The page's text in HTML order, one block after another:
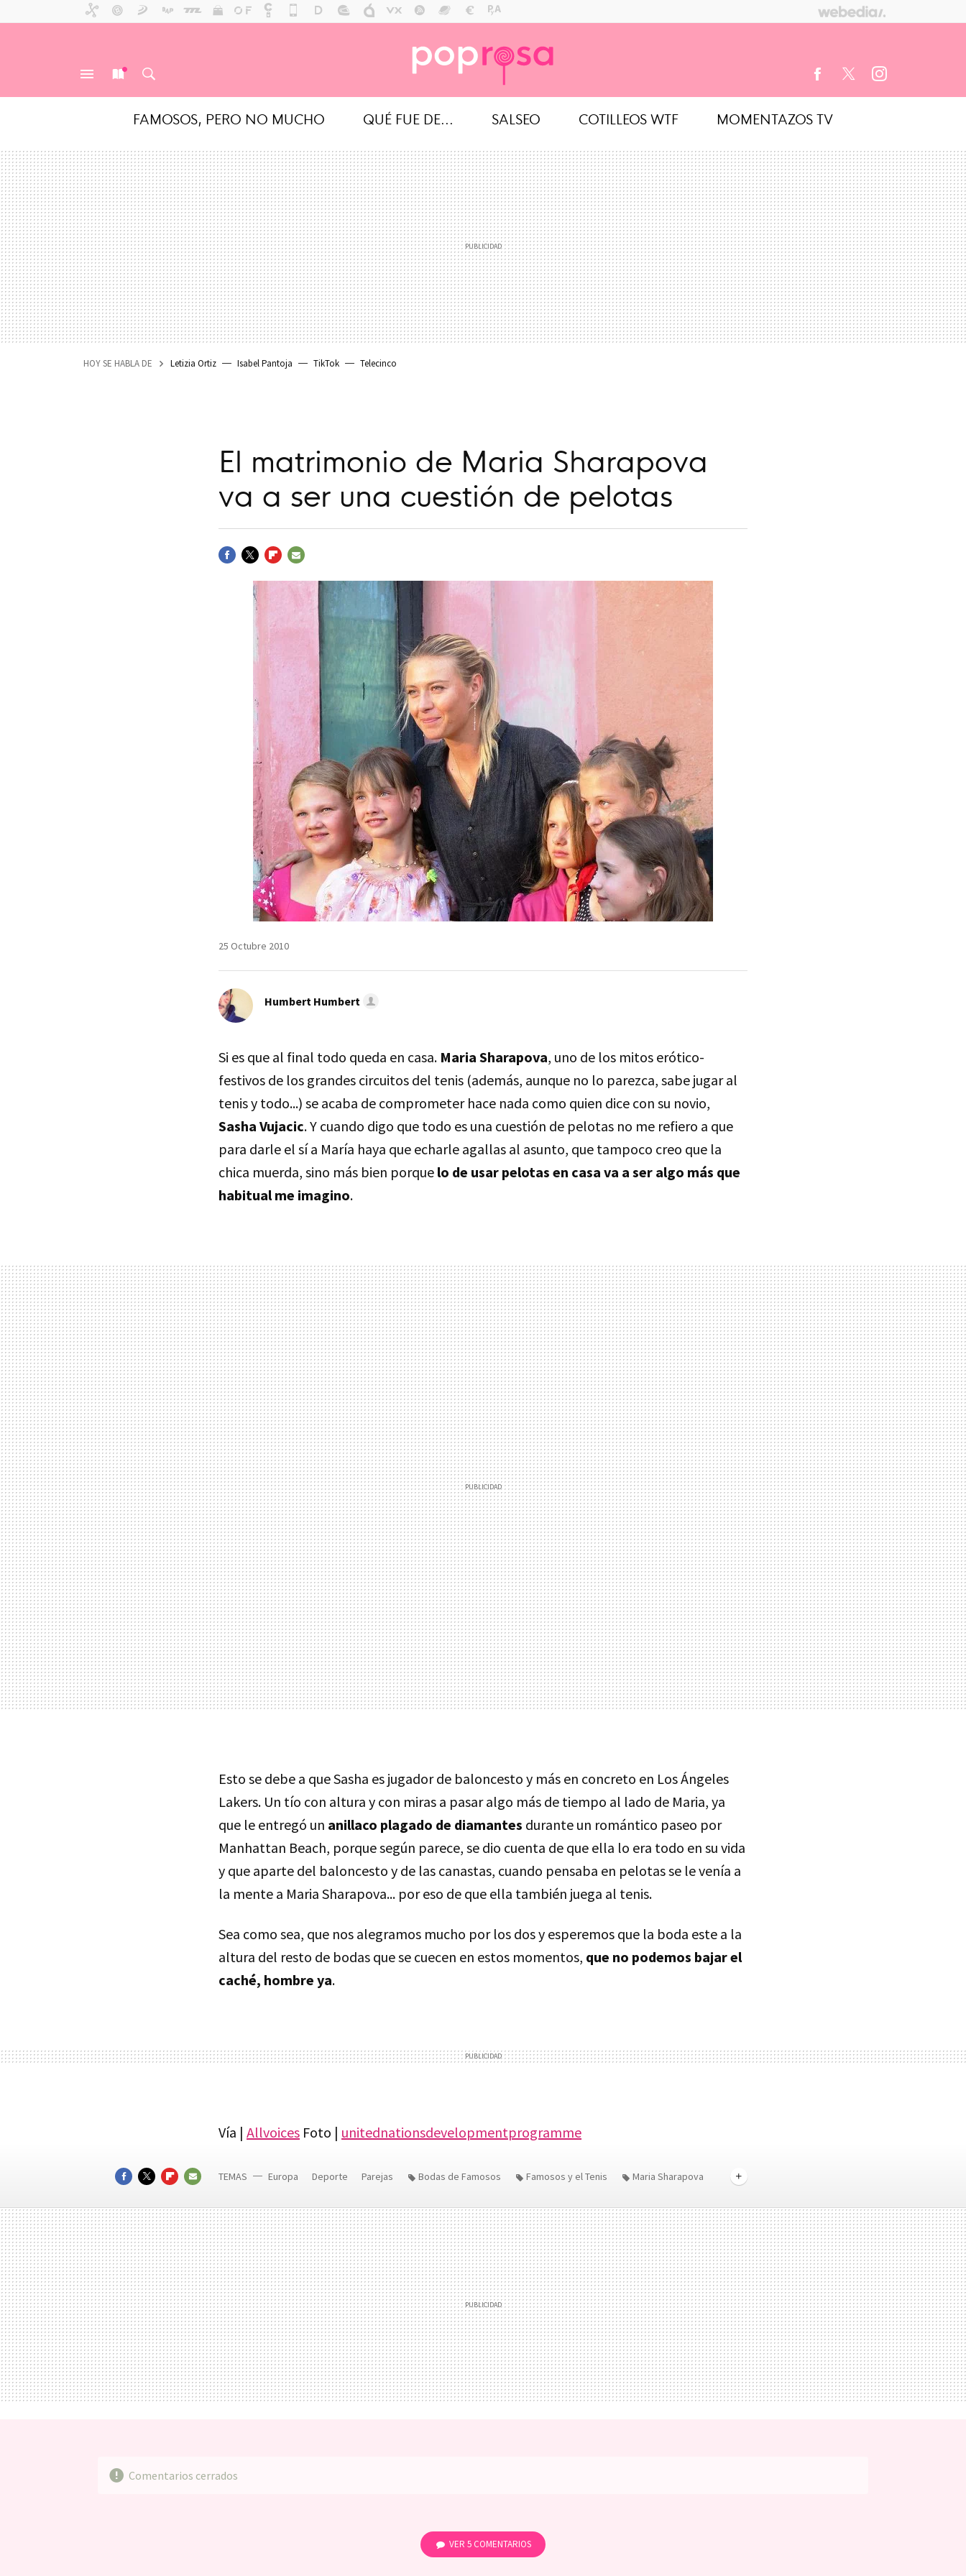
FAMOSOS, PERO NO MUCHO QUÉ FUE DE... SALSEO COTILLEOS WTF MOMENTAZOS TV
HOY SE HABLA DE Letizia Ortiz Isabel Pantoja TikTok Telecinco
El matrimonio de Maria Sharapova
va a ser una cuestión de pelotas
MAIL
25 Octubre 2010
Humbert Humbert
Si es que al final todo queda en casa. Maria Sharapova, uno de los mitos erótico-
festivos de los grandes circuitos del tenis (además, aunque no lo parezca, sabe jugar al
tenis y todo...) se acaba de comprometer hace nada como quien dice con su novio,
Sasha Vujacic. Y cuando digo que todo es una cuestión de pelotas no me refiero a que
para darle el sí a María haya que echarle agallas al asunto, que tampoco creo que la
chica muerda, sino más bien porque lo de usar pelotas en casa va a ser algo más que
habitual me imagino.
Esto se debe a que Sasha es jugador de baloncesto y más en concreto en Los Ángeles
Lakers. Un tío con altura y con miras a pasar algo más de tiempo al lado de Maria, ya
que le entregó un anillaco plagado de diamantes durante un romántico paseo por
Manhattan Beach, porque según parece, se dio cuenta de que ella lo era todo en su vida
y que aparte del baloncesto y de las canastas, cuando pensaba en pelotas se le venía a
la mente a Maria Sharapova... por eso de que ella también juega al tenis.
Sea como sea, que nos alegramos mucho por los dos y esperemos que la boda este a la
altura del resto de bodas que se cuecen en estos momentos, que no podemos bajar el
caché, hombre ya.
Vía | Allvoices Foto | unitednationsdevelopmentprogramme
MAIL
TEMAS Europa Deporte Parejas Bodas de Famosos Famosos y el Tenis
Maria Sharapova
Comentarios cerrados
VER 5 COMENTARIOS